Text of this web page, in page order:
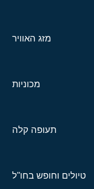
מזג האוויר
מכוניות
תעופה קלה
טיולים וחופש בחו"ל